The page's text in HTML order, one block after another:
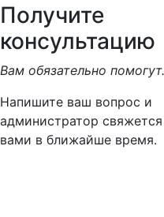
Получите
консультацию
Вам обязательно помогут.
Напишите ваш вопрос и
администратор
вами в ближайше время.